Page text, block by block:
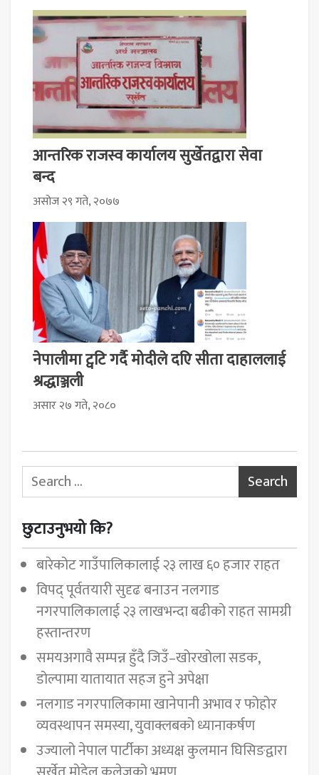
आन्तरिक राजस्व कार्यालय सुर्खेतद्वारा सेवा
बन्द
असोज २९ गते, २०७७
नेपालीमा ट्वटि गर्दै मोदीले दएि सीता दाहाललाई
श्रद्धाञ्जली
असार २७ गते, २०८०
Search for:
छुटाउनुभयो कि?
बारेकोट गाउँपालिकालाई २३ लाख ६० हजार राहत
विपद् पूर्वतयारी सुदृढ बनाउन नलगाड
नगरपालिकालाई २३ लाखभन्दा बढीको राहत सामग्री
हस्तान्तरण
समयअगावै सम्पन्न हुँदै जिउँ–खोरखोला सडक,
डोल्पामा यातायात सहज हुने अपेक्षा
नलगाड नगरपालिकामा खानेपानी अभाव र फोहोर
व्यवस्थापन समस्या, युवाक्लबको ध्यानाकर्षण
उज्यालो नेपाल पार्टीका अध्यक्ष कुलमान घिसिङद्वारा